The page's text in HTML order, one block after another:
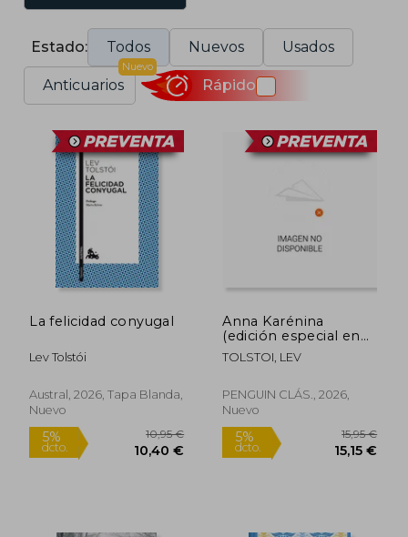
Estado: Todos Nuevos Usados
Anticuarios
Nuevo
Rápido
La felicidad conyugal
Lev Tolstói
Austral, 2026, Tapa Blanda,
Nuevo
Anna Karénina
(edición especial en
tapa dura)
TOLSTOI, LEV
PENGUIN CLÁS., 2026,
Nuevo